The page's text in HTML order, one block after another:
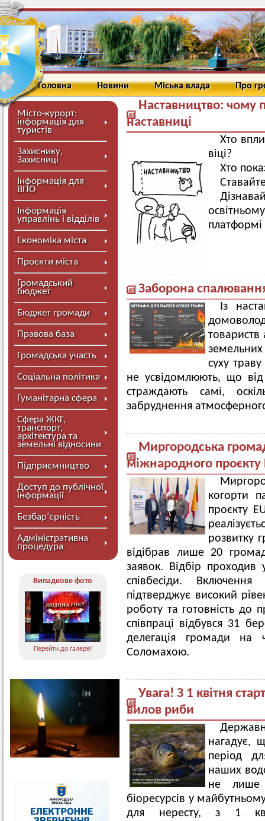
Головна Новини Міська влада Про
Місто-курорт:
інформація для
туристів
Захиснику,
Захисниці
Інформація для
ВПО
Інформація
управлінь і відділів
Економіка міста
Проєкти міста
Громадський
бюджет
Бюджет громади
Правова база
Громадська участь
Соціальна політика
Гуманітарна сфера
Сфера ЖКГ,
транспорт,
архітектура та
земельні відносини
Підприємництво
Доступ до публічної
інформації
Безбар’єрність
Адміністративна
процедура
Випадкове фото
Перейти до галереї
Наставництво: чому
наставниці
Хто
віці?
Хто
платформі
Заборона
Із
земельних
суху
не усвідомлюють, що від
страждають самі,
забруднення
Миргородська
міжнародного
когорти
проєкту
розвитку
відібрав лише 20
заявок. Відбір
співбесіди.
підтверджує високий
роботу та готовність до
співпраці відбувся 31
делегація громади на
Соломахою.
Увага! З 1 квітня
вилов риби
нагадує,
період
наших
не лише
біоресурсів у
для нересту, з 1